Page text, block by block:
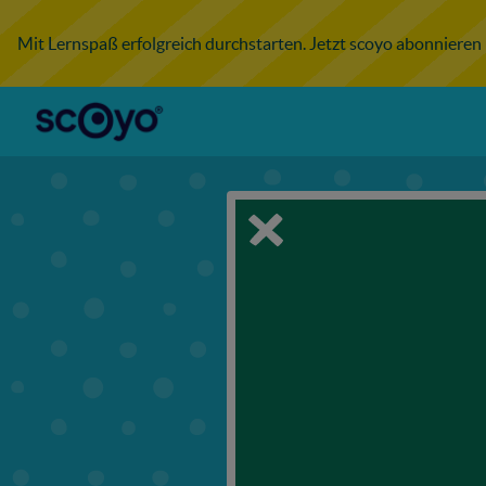
Mit Lernspaß erfolgreich durchstarten. Jetzt scoyo